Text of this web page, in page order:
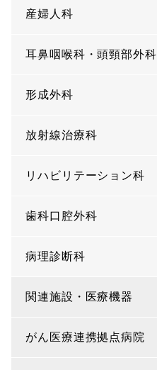
産婦人科
耳鼻咽喉科・頭頸部外科
形成外科
放射線治療科
リハビリテーション科
歯科口腔外科
病理診断科
関連施設・医療機器
がん医療連携拠点病院